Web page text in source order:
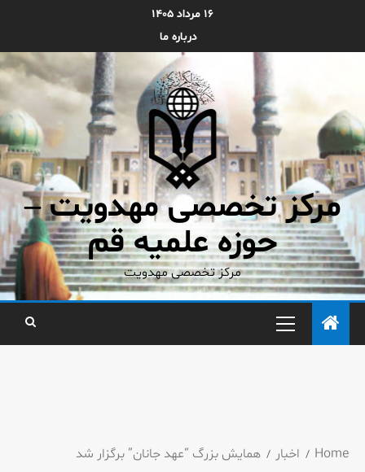
۱۶ مرداد ۱۴۰۵
درباره ما
مرکز تخصصی مهدویت –
حوزه علمیه قم
مرکز تخصصی مهدویت
Home اخبار همایش بزرگ “عهد جانان” برگزار شد